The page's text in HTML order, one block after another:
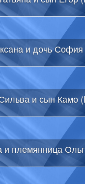
и дочь София
и сын Камо
и племянница